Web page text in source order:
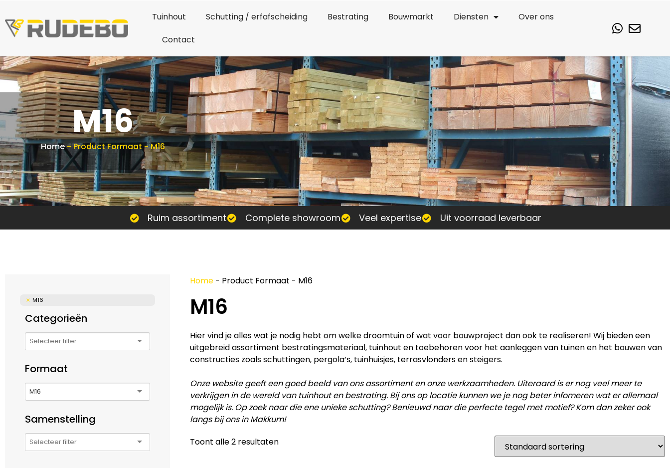
Tuinhout Schutting / erfafscheiding Bestrating Bouwmarkt Diensten
Over ons
Contact
M16
Home-Product Formaat-M16
Ruim assortiment Complete showroom Veel expertise Uit voorraad leverbaar
M16
Categorieën
Formaat
M16
Samenstelling
Home - Product Formaat - M16
M16
Hier vind je alles wat je nodig hebt om welke droomtuin of wat voor bouwproject dan ook te realiseren! Wij bieden een
uitgebreid assortiment bestratingsmateriaal, tuinhout en toebehoren voor het aanleggen van tuinen en het bouwen van
constructies zoals schuttingen, pergola’s, tuinhuisjes, terrasvlonders en steigers.
Onze website geeft een goed beeld van ons assortiment en onze werkzaamheden. Uiteraard is er nog veel meer te
verkrijgen in de wereld van tuinhout en bestrating. Bij ons op locatie kunnen we je nog beter infomeren wat er allemaal
mogelijk is. Op zoek naar die ene unieke schutting? Benieuwd naar die perfecte tegel met motief? Kom dan zeker ook
langs bij ons in Makkum!
Toont alle 2 resultaten